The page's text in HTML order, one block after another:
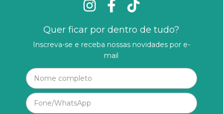
Quer ficar por dentro de tudo?
Inscreva-se e receba nossas novidades por e-
mail